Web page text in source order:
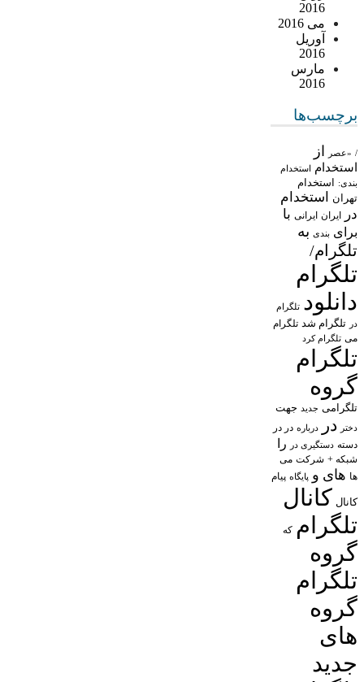
2016
می 2016
آوریل
2016
مارس
2016
برچسب‌ها
/ «عصر از
استخدام استخدام
بندی: استخدام
تهران
استخدام
در
ایران ایرانی با
برای بندی به
تلگرام/
تلگرام
دانلود تلگرام
در تلگرام شد تلگرام
می تلگرام کرد
تلگرام
گروه
تلگرامی جدید جهت
دختر در درباره در در
دسته دستگیری در را
شبکه + شرکت می
ها های و پایگاه پیام
کانال کانال
تلگرام که
گروه
تلگرام
گروه
های
جدید